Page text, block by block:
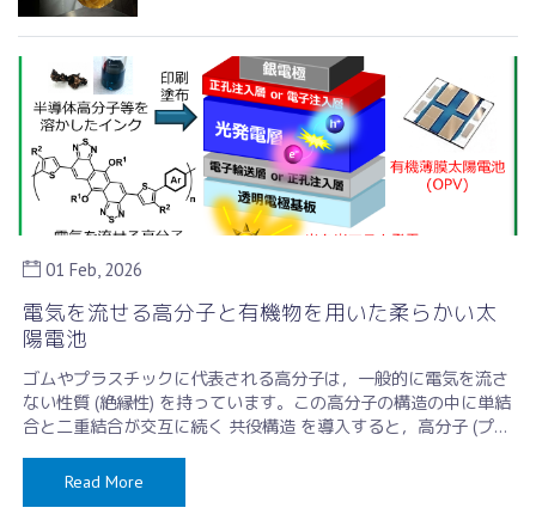
01 Feb, 2026
電気を流せる高分子と有機物を用いた柔らかい太
陽電池
ゴムやプラスチックに代表される高分子は，一般的に電気を流さ
ない性質 (絶縁性) を持っています。この高分子の構造の中に単結
合と二重結合が交互に続く 共役構造 を導入すると，高分子 (プラ
Read More